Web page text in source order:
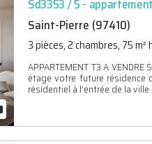
Sd3353 / 5 -
Saint-Pierre (97410)
3 pièces, 2 chambres, 75 m²
APPARTEMENT T3 A
étage votre future résidence
résidentiel à l’entrée de la ville